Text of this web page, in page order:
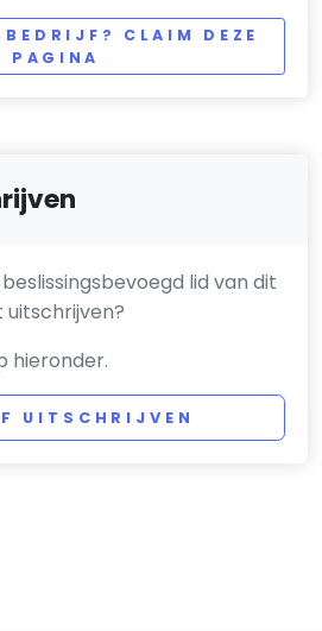
CLAIM DEZE
PAGINA
lid van dit
uitschrijven?
hieronder.
UITSCHRIJVEN